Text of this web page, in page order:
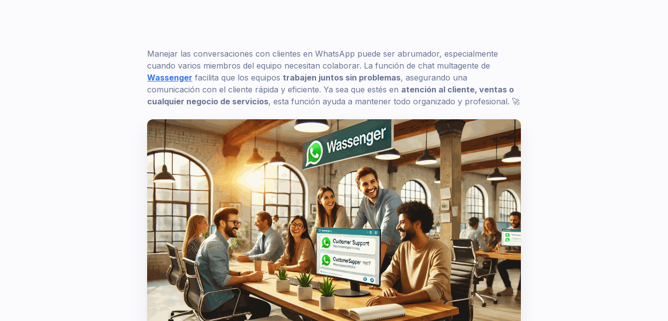
Manejar las conversaciones con clientes en WhatsApp puede ser abrumador, especialmente
cuando varios miembros del equipo necesitan colaborar. La función de chat multagente de
Wassenger facilita que los equipos trabajen juntos sin problemas, asegurando una
comunicación con el cliente rápida y eficiente. Ya sea que estés en atención al cliente, ventas o
cualquier negocio de servicios, esta función ayuda a mantener todo organizado y profesional. 🚀